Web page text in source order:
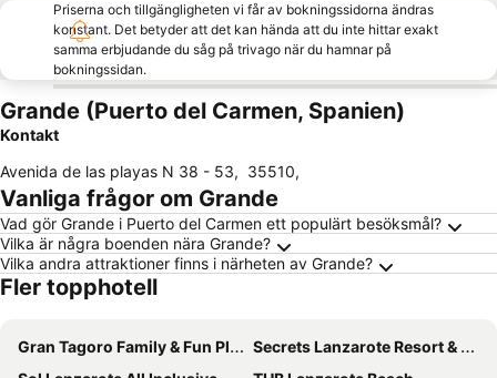
Priserna och tillgängligheten vi får av bokningssidorna ändras
konstant. Det betyder att det kan hända att du inte hittar exakt
samma erbjudande du såg på trivago när du hamnar på
bokningssidan.
Grande (Puerto del Carmen, Spanien)
Kontakt
Avenida de las playas N 38 - 53, 35510,
Vanliga frågor om Grande
Vad gör Grande i Puerto del Carmen ett populärt besöksmål?
Vilka är några boenden nära Grande?
Vilka andra attraktioner finns i närheten av Grande?
Fler topphotell
Gran Tagoro Family & Fun Playa Blanca
Secrets Lanzarote Resort & Spa